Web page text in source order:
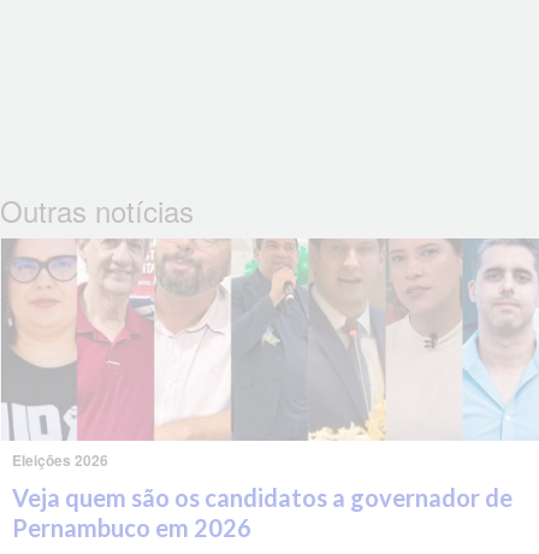
Outras notícias
Eleições 2026
Veja quem são os candidatos a governador de
Pernambuco em 2026